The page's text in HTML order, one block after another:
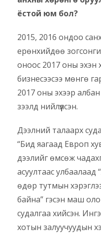
ёстой юм бол?
2015, 2016 ондоо
ерөнхийдөө
оноос 2017 оны эхэн
бизнесээсээ мөнгө
2017 оны эхээр
зээлд нийлүүлсэн.
Дээлний талаарх
“Бид яагаад Европ
дээлийг өмсөж
асуултаас улбаалаад
өдөр тутмын
байна” гэсэн маш
судалгаа хийсэн.
хотын залуучуудын